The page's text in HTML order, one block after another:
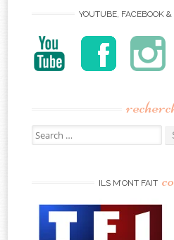
YOUTUBE, FACEBOOK &
Search
for:
ILS M’ONT FAIT